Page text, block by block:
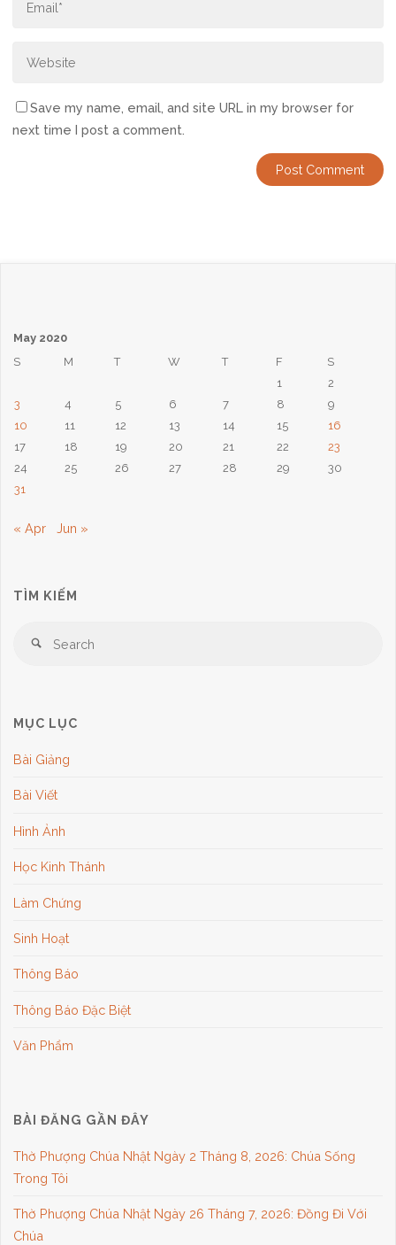
Save my name, email, and site URL in my browser for
next time I post a comment.
May 2020
S
M T W T F
S
1
2
3
4 5 6 7 8
9
10
11 12 13 14 15
16
17
18 19 20 21 22
23
24
25 26 27 28 29
30
31
« Apr Jun »
TÌM KIẾM
Search
MỤC LỤC
Bài Giảng
Bài Viết
Hình Ảnh
Học Kinh Thánh
Làm Chứng
Sinh Hoạt
Thông Báo
Thông Báo Đặc Biệt
Văn Phẩm
BÀI ĐĂNG GẦN ĐÂY
Thờ Phượng Chúa Nhật Ngày 2 Tháng 8, 2026: Chúa Sống
Trong Tôi
Thờ Phượng Chúa Nhật Ngày 26 Tháng 7, 2026: Đồng Đi Với
Chúa